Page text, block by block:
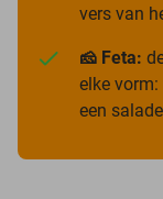
vers van
🧀 Feta:
elke
een